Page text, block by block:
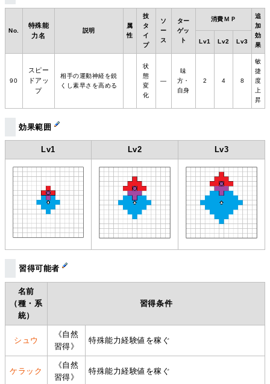
No.
特殊能
力名
説明
属
性
技
タ
イ
プ
ソ
ー
ス
ター
ゲッ
ト
消費ＭＰ
追
加
効
果
Lv1 Lv2 Lv3
90
スピー
ドアッ
プ
相手の運動神経を鋭
くし素早さを高める
状
態
変
化
―
味
方・
自身
2 4 8
敏
捷
度
上
昇
効果範囲
Lv1 Lv2 Lv3
習得可能者
名前
（種・系
統）
習得条件
シュウ
《自然
習得》
特殊能力経験値を稼ぐ
ケラック
《自然
習得》
特殊能力経験値を稼ぐ